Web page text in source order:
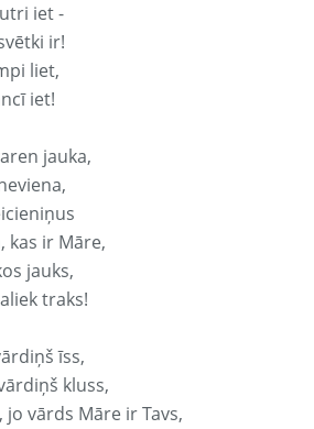
iet -
ir!
liet,
iet!
jauka,
kas ir Māre,
jauks,
traks!
īss,
kluss,
jo vārds Māre ir Tavs,